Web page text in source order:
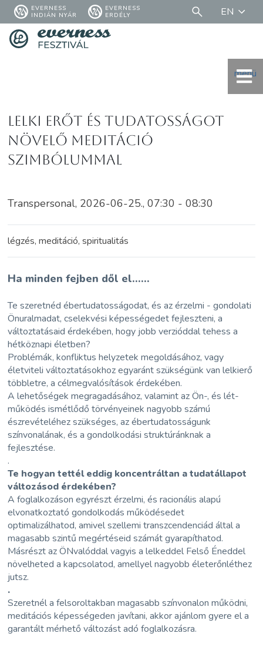
EVERNESS
INDIÁN NYÁR
EVERNESS
ERDÉLY
EN
menü
LELKI ERŐT ÉS TUDATOSSÁGOT
NÖVELŐ MEDITÁCIÓ
SZIMBÓLUMMAL
Transpersonal, 2026-06-25., 07:30 - 08:30
légzés, meditáció, spiritualitás
Ha minden fejben dől el......
Te szeretnéd ébertudatosságodat, és az érzelmi - gondolati
Önuralmadat, cselekvési képességedet fejleszteni, a
változtatásaid érdekében, hogy jobb verzióddal tehess a
hétköznapi életben?
Problémák, konfliktus helyzetek megoldásához, vagy
életviteli változtatásokhoz egyaránt szükségünk van lelkierő
többletre, a célmegvalósítások érdekében.
A lehetőségek megragadásához, valamint az Ön-, és lét-
működés ismétlődő törvényeinek nagyobb számú
észrevételéhez szükséges, az ébertudatosságunk
színvonalának, és a gondolkodási struktúránknak a
fejlesztése.
.
Te hogyan tettél eddig koncentráltan a tudatállapot
változásod érdekében?
A foglalkozáson egyrészt érzelmi, és racionális alapú
elvonatkoztató gondolkodás működésedet
optimalizálhatod, amivel szellemi transzcendenciád által a
magasabb szintű megértéseid számát gyarapíthatod.
Másrészt az ÖNvalóddal vagyis a lelkeddel Felső Éneddel
növelheted a kapcsolatod, amellyel nagyobb életerőnléthez
jutsz.
.
Szeretnél a felsoroltakban magasabb színvonalon működni,
meditációs képességeden javítani, akkor ajánlom gyere el a
garantált mérhető változást adó foglalkozásra.